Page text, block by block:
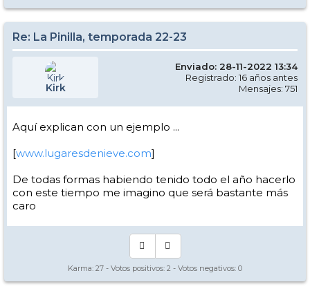
Re: La Pinilla, temporada 22-23
Kirk
Enviado: 28-11-2022 13:34
Registrado: 16 años antes
Mensajes: 751
Aquí explican con un ejemplo ...
[www.lugaresdenieve.com]
De todas formas habiendo tenido todo el año hacerlo
con este tiempo me imagino que será bastante más
caro
Karma: 27 - Votos positivos: 2 - Votos negativos: 0